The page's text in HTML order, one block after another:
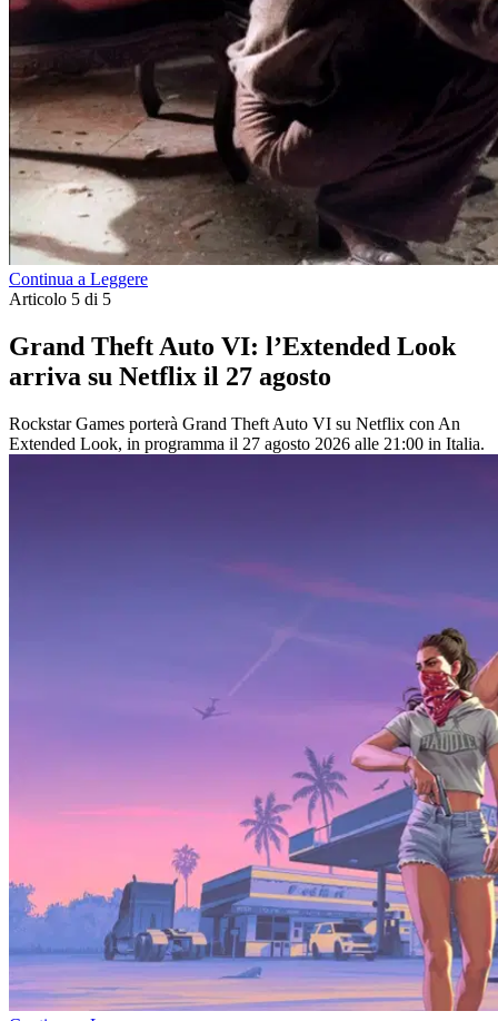
Continua a Leggere
Articolo 5 di 5
Grand Theft Auto VI: l’Extended Look
arriva su Netflix il 27 agosto
Rockstar Games porterà Grand Theft Auto VI su Netflix con An
Extended Look, in programma il 27 agosto 2026 alle 21:00 in Italia.